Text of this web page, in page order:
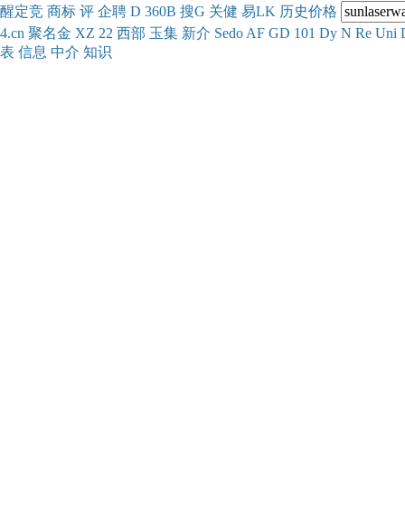
醒定竞 商标 评 企聘 D 360B 搜G 关健 易LK 历史价格
4.cn 聚名金 XZ 22 西部 玉集 新介 Sedo AF GD 101 Dy N Re Uni
表 信息 中介 知识